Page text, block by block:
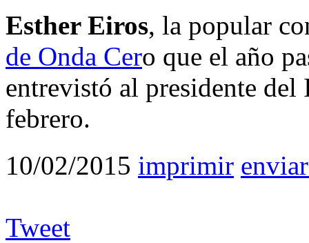
Esther Eiros, la popular
de Onda Cero que el año
entrevistó al presidente del
febrero.
10/02/2015 imprimir
Tweet